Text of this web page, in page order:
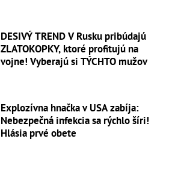
DESIVÝ TREND V Rusku pribúdajú
ZLATOKOPKY, ktoré profitujú na
vojne! Vyberajú si TÝCHTO mužov
Explozívna hnačka v USA zabíja:
Nebezpečná infekcia sa rýchlo šíri!
Hlásia prvé obete